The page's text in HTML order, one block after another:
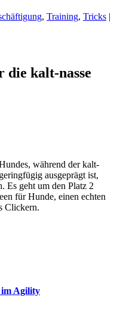
, Training, Tricks |
die kalt-nasse
während der kalt-
ausgeprägt ist,
Es geht um den Platz 2
für Hunde, einen echten
Clickern.
im Agility